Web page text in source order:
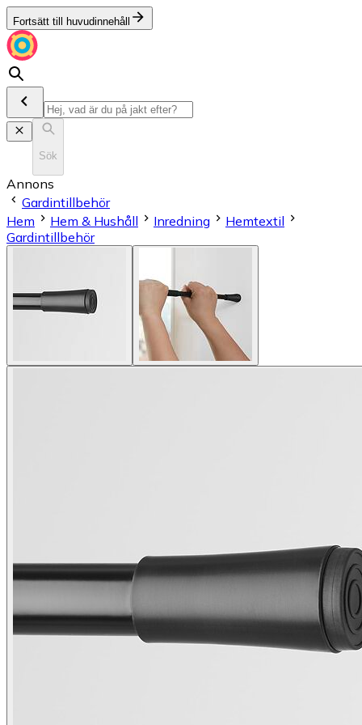
Fortsätt till huvudinnehåll
Sök
Annons
Gardintillbehör
Hem
Hem & Hushåll Inredning
Hemtextil
Gardintillbehör